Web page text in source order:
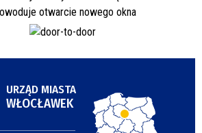
URZĄD MIASTA
WŁOCŁAWEK